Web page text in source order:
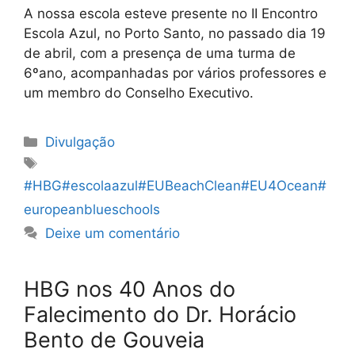
A nossa escola esteve presente no II Encontro
Escola Azul, no Porto Santo, no passado dia 19
de abril, com a presença de uma turma de
6ºano, acompanhadas por vários professores e
um membro do Conselho Executivo.
Categorias
Divulgação
#HBG#escolaazul#EUBeachClean#EU4Ocean#
europeanblueschools
Deixe um comentário
HBG nos 40 Anos do
Falecimento do Dr. Horácio
Bento de Gouveia